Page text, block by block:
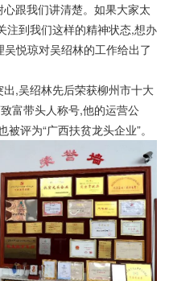
跟我们讲清楚。如果大家太
注到我们这样的精神状态,想办
悦琼对吴绍林的工作给出了
,吴绍林先后荣获柳州市十大
富带头人称号,他的运营公
评为“广西扶贫龙头企业”。